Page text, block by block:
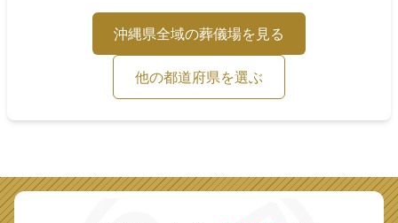
沖縄県全域の葬儀場を見る
他の都道府県を選ぶ